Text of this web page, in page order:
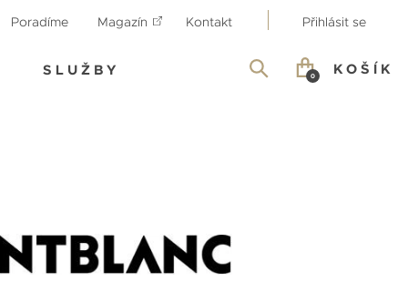
Poradíme Magazín Kontakt Přihlásit se
SLUŽBY KOŠÍK
0